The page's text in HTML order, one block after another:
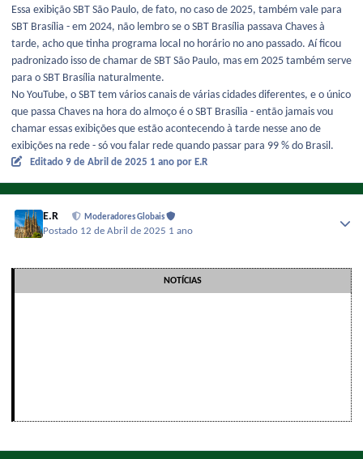
Essa exibição SBT São Paulo, de fato, no caso de 2025, também vale para
SBT Brasília - em 2024, não lembro se o SBT Brasília passava Chaves à
tarde, acho que tinha programa local no horário no ano passado. Aí ficou
padronizado isso de chamar de SBT São Paulo, mas em 2025 também serve
para o SBT Brasília naturalmente.
No YouTube, o SBT tem vários canais de várias cidades diferentes, e o único
que passa Chaves na hora do almoço é o SBT Brasília - então jamais vou
chamar essas exibições que estão acontecendo à tarde nesse ano de
exibições na rede - só vou falar rede quando passar para 99 % do Brasil.
Editado 9 de Abril de 2025 1 ano por E.R
E.R Moderadores Globais
Postado 12 de Abril de 2025 1 ano
NOTÍCIAS